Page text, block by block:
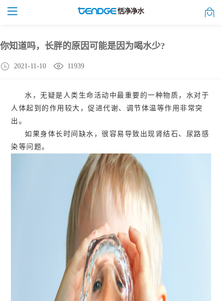
你知道吗，长胖的原因可能是因为喝水少?
2021-11-10 11939
水，无疑是人类生命活动中最重要的一种物质，水对于
人体起到的作用较大，促进代谢、调节体温等作用非常突
出。
如果身体长时间缺水，很容易导致出现肾结石、尿路感
染等问题。